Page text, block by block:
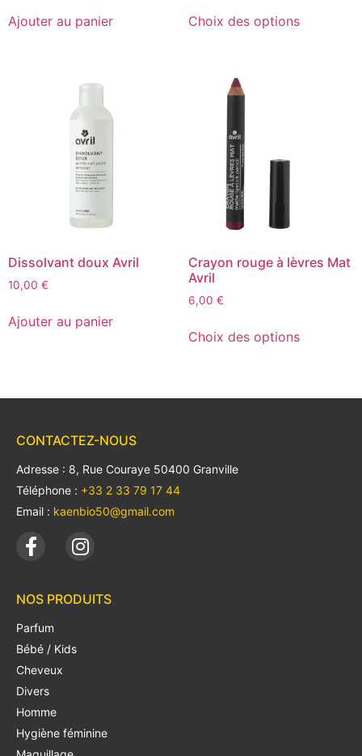
Ajouter au panier Choix des options
Dissolvant doux Avril
10,00 €
Ajouter au panier
Crayon rouge à lèvres Mat
Avril
6,00 €
Choix des options
CONTACTEZ-NOUS
Adresse : 8, Rue Couraye 50400 Granville
Téléphone : +33 2 33 79 17 44
Email : kaenbio50@gmail.com
NOS PRODUITS
Parfum
Bébé / Kids
Cheveux
Divers
Homme
Hygiène féminine